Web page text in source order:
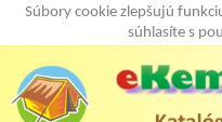
Súbory cookie zlepšujú
súhlasíte s